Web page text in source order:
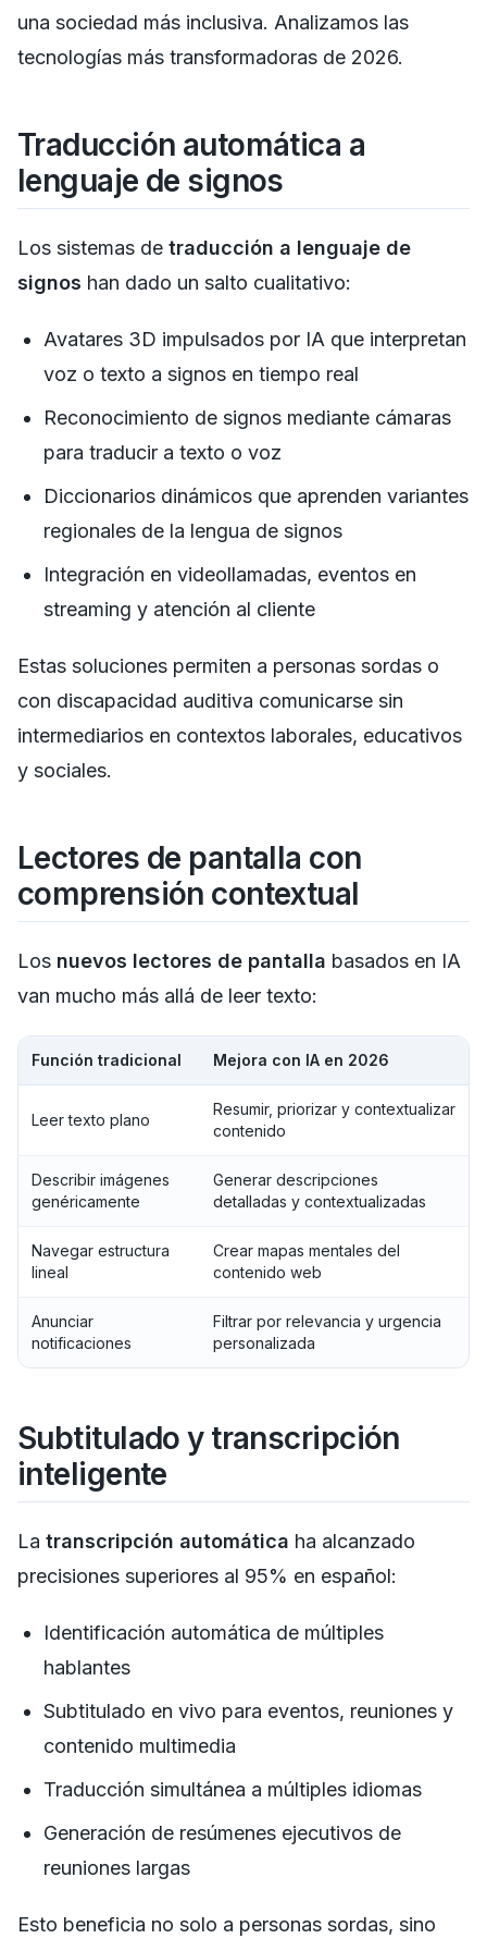
una sociedad más inclusiva. Analizamos las
tecnologías más transformadoras de 2026.
Traducción automática a
lenguaje de signos
Los sistemas de traducción a lenguaje de
signos han dado un salto cualitativo:
Avatares 3D impulsados por IA que interpretan
voz o texto a signos en tiempo real
Reconocimiento de signos mediante cámaras
para traducir a texto o voz
Diccionarios dinámicos que aprenden variantes
regionales de la lengua de signos
Integración en videollamadas, eventos en
streaming y atención al cliente
Estas soluciones permiten a personas sordas o
con discapacidad auditiva comunicarse sin
intermediarios en contextos laborales, educativos
y sociales.
Lectores de pantalla con
comprensión contextual
Los nuevos lectores de pantalla basados en IA
van mucho más allá de leer texto:
Función tradicional Mejora con IA en 2026
Leer texto plano
Resumir, priorizar y contextualizar
contenido
Describir imágenes
genéricamente
Generar descripciones
detalladas y contextualizadas
Navegar estructura
lineal
Crear mapas mentales del
contenido web
Anunciar
notificaciones
Filtrar por relevancia y urgencia
personalizada
Subtitulado y transcripción
inteligente
La transcripción automática ha alcanzado
precisiones superiores al 95% en español:
Identificación automática de múltiples
hablantes
Subtitulado en vivo para eventos, reuniones y
contenido multimedia
Traducción simultánea a múltiples idiomas
Generación de resúmenes ejecutivos de
reuniones largas
Esto beneficia no solo a personas sordas, sino